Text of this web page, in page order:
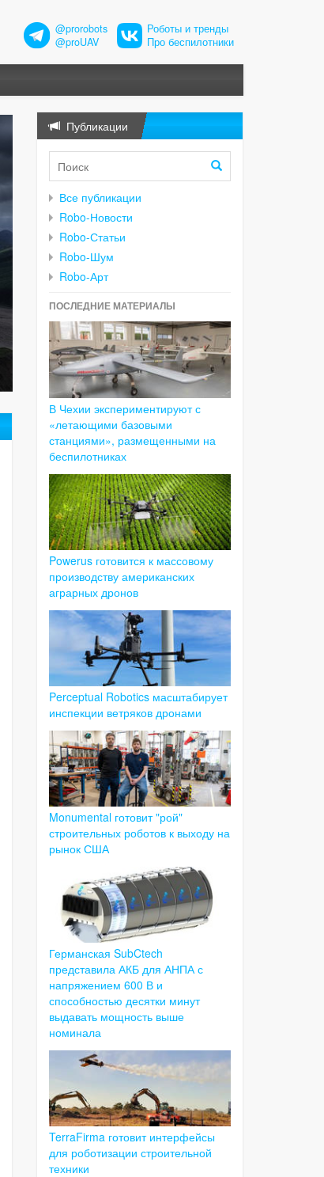
@prorobots
@proUAV
Роботы и тренды
Про беспилотники
Публикации
Все публикации
Robo-Новости
Robo-Статьи
Robo-Шум
Robo-Арт
ПОСЛЕДНИЕ МАТЕРИАЛЫ
В Чехии экспериментируют с
«летающими базовыми
станциями», размещенными на
беспилотниках
Powerus готовится к массовому
производству американских
аграрных дронов
Perceptual Robotics масштабирует
инспекции ветряков дронами
Monumental готовит "рой"
строительных роботов к выходу на
рынок США
Германская SubCtech
представила АКБ для АНПА с
напряжением 600 В и
способностью десятки минут
выдавать мощность выше
номинала
TerraFirma готовит интерфейсы
для роботизации строительной
техники